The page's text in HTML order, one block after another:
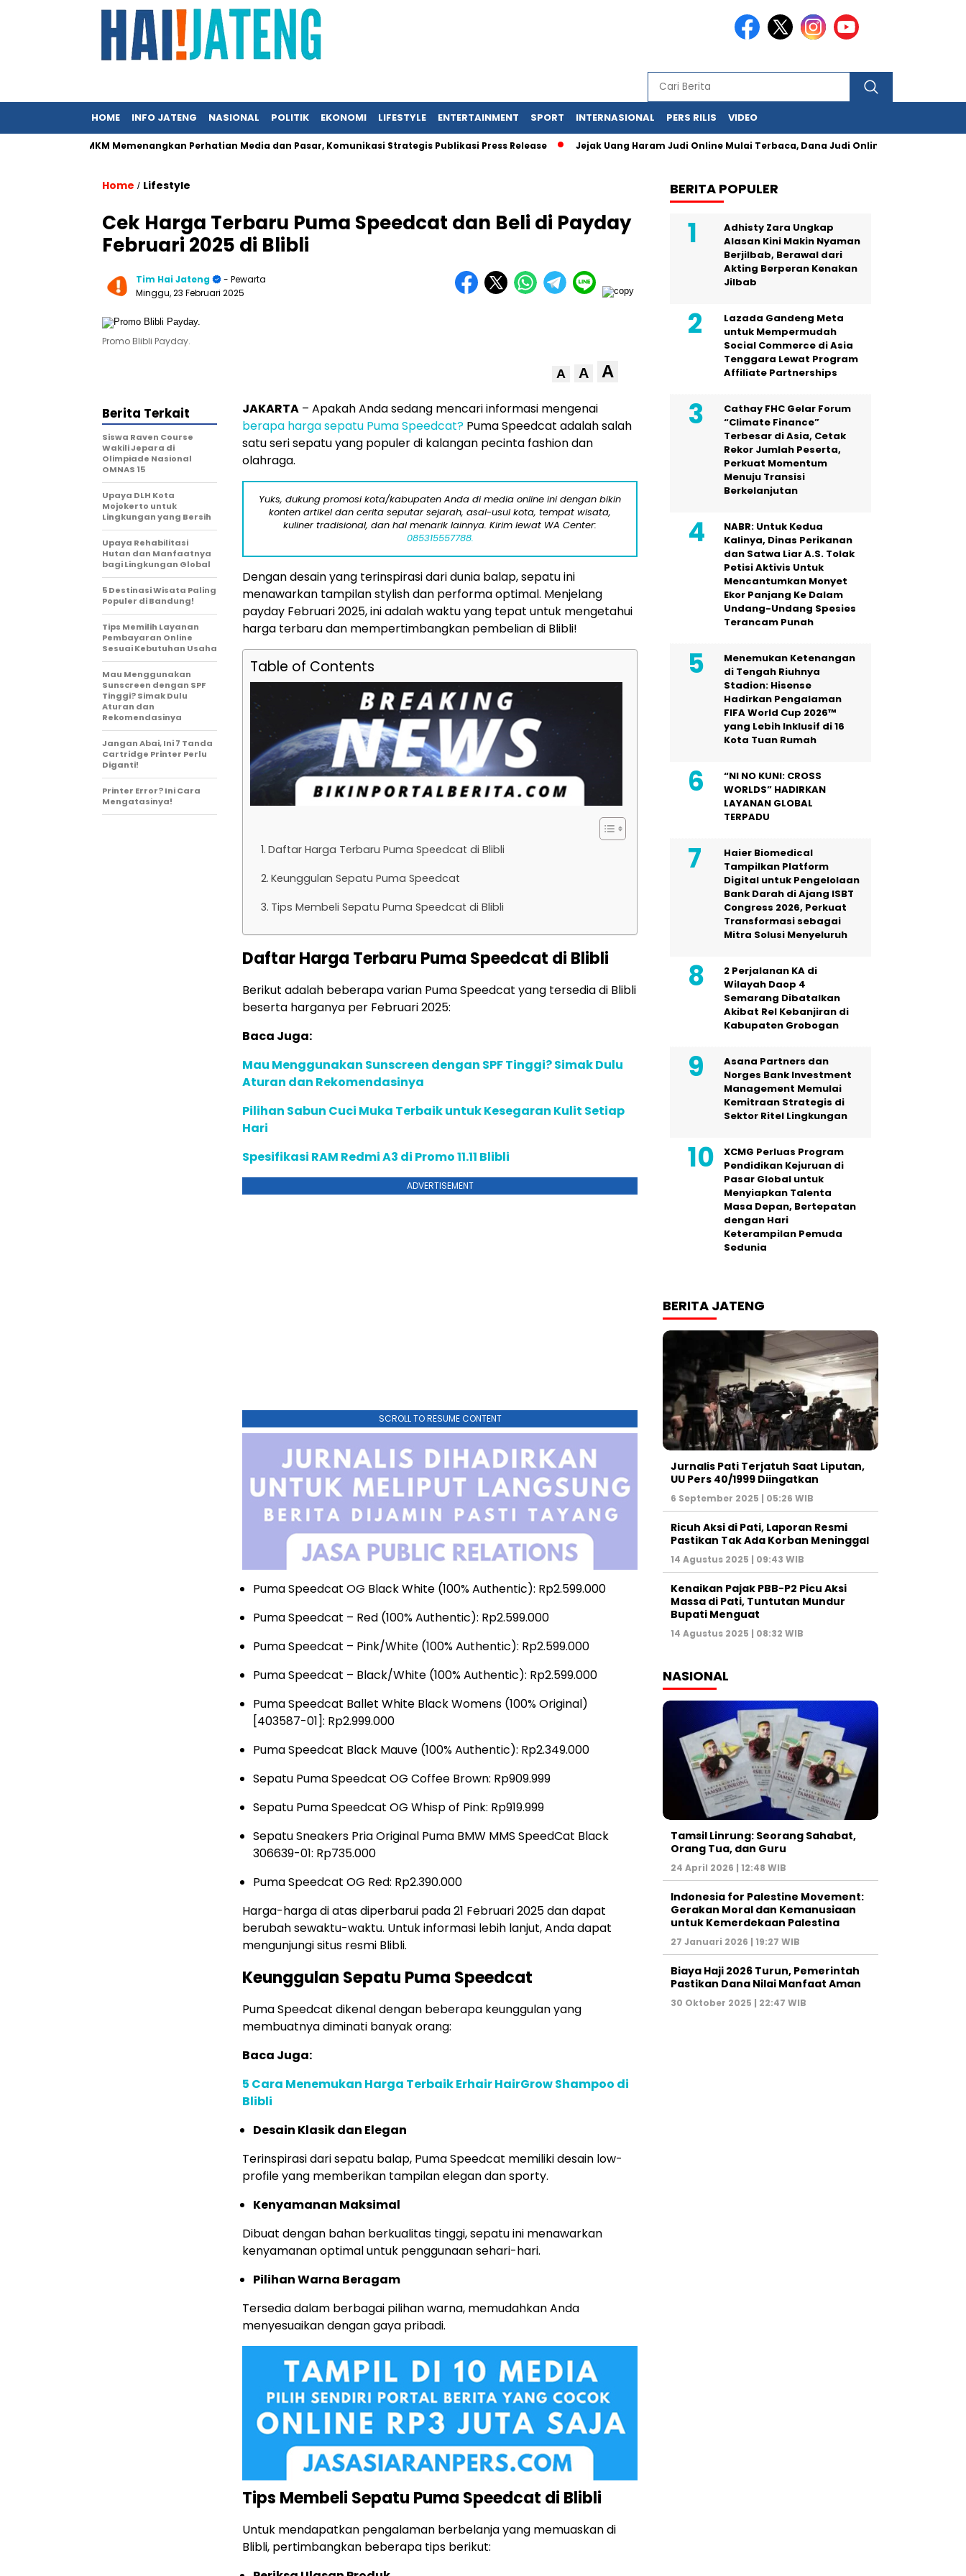
HOME INFO JATENG NASIONAL POLITIK EKONOMI LIFESTYLE ENTERTAINMENT SPORT INTERNASIONAL PERS RILIS VIDEO
Kunci UMKM Memenangkan Perhatian Media dan Pasar, Komunikasi Strategis Publikasi Press Release Jejak Uang Haram Judi Online Mulai Terbaca, Dana Judi Online Rp47,97 Triliun di
Home / Lifestyle
Cek Harga Terbaru Puma Speedcat dan Beli di Payday
Februari 2025 di Blibli
Tim Hai Jateng
- Pewarta
Minggu, 23 Februari 2025
Promo Blibli Payday.
A A A
JAKARTA – Apakah Anda sedang mencari informasi mengenai
berapa harga sepatu Puma Speedcat? Puma Speedcat adalah salah
satu seri sepatu yang populer di kalangan pecinta fashion dan
olahraga.
Yuks, dukung promosi kota/kabupaten Anda di media online ini dengan bikin
konten artikel dan cerita seputar sejarah, asal-usul kota, tempat wisata,
kuliner tradisional, dan hal menarik lainnya. Kirim lewat WA Center:
085315557788.
Dengan desain yang terinspirasi dari dunia balap, sepatu ini
menawarkan tampilan stylish dan performa optimal. Menjelang
payday Februari 2025, ini adalah waktu yang tepat untuk mengetahui
harga terbaru dan mempertimbangkan pembelian di Blibli!
Table of Contents
Daftar Harga Terbaru Puma Speedcat di Blibli
Keunggulan Sepatu Puma Speedcat
Tips Membeli Sepatu Puma Speedcat di Blibli
Daftar Harga Terbaru Puma Speedcat di Blibli
Berikut adalah beberapa varian Puma Speedcat yang tersedia di Blibli
beserta harganya per Februari 2025:
Baca Juga:
Mau Menggunakan Sunscreen dengan SPF Tinggi? Simak Dulu
Aturan dan Rekomendasinya
Pilihan Sabun Cuci Muka Terbaik untuk Kesegaran Kulit Setiap
Hari
Spesifikasi RAM Redmi A3 di Promo 11.11 Blibli
ADVERTISEMENT
SCROLL TO RESUME CONTENT
Puma Speedcat OG Black White (100% Authentic): Rp2.599.000
Puma Speedcat – Red (100% Authentic): Rp2.599.000
Puma Speedcat – Pink/White (100% Authentic): Rp2.599.000
Puma Speedcat – Black/White (100% Authentic): Rp2.599.000
Puma Speedcat Ballet White Black Womens (100% Original)
[403587-01]: Rp2.999.000
Puma Speedcat Black Mauve (100% Authentic): Rp2.349.000
Sepatu Puma Speedcat OG Coffee Brown: Rp909.999
Sepatu Puma Speedcat OG Whisp of Pink: Rp919.999
Sepatu Sneakers Pria Original Puma BMW MMS SpeedCat Black
306639-01: Rp735.000
Puma Speedcat OG Red: Rp2.390.000
Harga-harga di atas diperbarui pada 21 Februari 2025 dan dapat
berubah sewaktu-waktu. Untuk informasi lebih lanjut, Anda dapat
mengunjungi situs resmi Blibli.
Keunggulan Sepatu Puma Speedcat
Puma Speedcat dikenal dengan beberapa keunggulan yang
membuatnya diminati banyak orang:
Baca Juga:
5 Cara Menemukan Harga Terbaik Erhair HairGrow Shampoo di
Blibli
Desain Klasik dan Elegan
Terinspirasi dari sepatu balap, Puma Speedcat memiliki desain low-
profile yang memberikan tampilan elegan dan sporty.
Kenyamanan Maksimal
Dibuat dengan bahan berkualitas tinggi, sepatu ini menawarkan
kenyamanan optimal untuk penggunaan sehari-hari.
Pilihan Warna Beragam
Tersedia dalam berbagai pilihan warna, memudahkan Anda
menyesuaikan dengan gaya pribadi.
Tips Membeli Sepatu Puma Speedcat di Blibli
Untuk mendapatkan pengalaman berbelanja yang memuaskan di
Blibli, pertimbangkan beberapa tips berikut:
Berita Terkait
Siswa Raven Course
Wakili Jepara di
Olimpiade Nasional
OMNAS 15
Upaya DLH Kota
Mojokerto untuk
Lingkungan yang Bersih
Upaya Rehabilitasi
Hutan dan Manfaatnya
bagi Lingkungan Global
5 Destinasi Wisata Paling
Populer di Bandung!
Tips Memilih Layanan
Pembayaran Online
Sesuai Kebutuhan Usaha
Mau Menggunakan
Sunscreen dengan SPF
Tinggi? Simak Dulu
Aturan dan
Rekomendasinya
Jangan Abai, Ini 7 Tanda
Cartridge Printer Perlu
Diganti!
Printer Error? Ini Cara
Mengatasinya!
BERITA POPULER
Adhisty Zara Ungkap
Alasan Kini Makin Nyaman
Berjilbab, Berawal dari
Akting Berperan Kenakan
Jilbab
Lazada Gandeng Meta
untuk Mempermudah
Social Commerce di Asia
Tenggara Lewat Program
Affiliate Partnerships
Cathay FHC Gelar Forum
“Climate Finance”
Terbesar di Asia, Cetak
Rekor Jumlah Peserta,
Perkuat Momentum
Menuju Transisi
Berkelanjutan
NABR: Untuk Kedua
Kalinya, Dinas Perikanan
dan Satwa Liar A.S. Tolak
Petisi Aktivis Untuk
Mencantumkan Monyet
Ekor Panjang Ke Dalam
Undang-Undang Spesies
Terancam Punah
Menemukan Ketenangan
di Tengah Riuhnya
Stadion: Hisense
Hadirkan Pengalaman
FIFA World Cup 2026™
yang Lebih Inklusif di 16
Kota Tuan Rumah
“NI NO KUNI: CROSS
WORLDS” HADIRKAN
LAYANAN GLOBAL
TERPADU
Haier Biomedical
Tampilkan Platform
Digital untuk Pengelolaan
Bank Darah di Ajang ISBT
Congress 2026, Perkuat
Transformasi sebagai
Mitra Solusi Menyeluruh
2 Perjalanan KA di
Wilayah Daop 4
Semarang Dibatalkan
Akibat Rel Kebanjiran di
Kabupaten Grobogan
Asana Partners dan
Norges Bank Investment
Management Memulai
Kemitraan Strategis di
Sektor Ritel Lingkungan
XCMG Perluas Program
Pendidikan Kejuruan di
Pasar Global untuk
Menyiapkan Talenta
Masa Depan, Bertepatan
dengan Hari
Keterampilan Pemuda
Sedunia
BERITA JATENG
Jurnalis Pati Terjatuh Saat Liputan,
UU Pers 40/1999 Diingatkan
6 September 2025 | 05:26 WIB
Ricuh Aksi di Pati, Laporan Resmi
Pastikan Tak Ada Korban Meninggal
14 Agustus 2025 | 09:43 WIB
Kenaikan Pajak PBB-P2 Picu Aksi
Massa di Pati, Tuntutan Mundur
Bupati Menguat
14 Agustus 2025 | 08:32 WIB
NASIONAL
Tamsil Linrung: Seorang Sahabat,
Orang Tua, dan Guru
24 April 2026 | 12:48 WIB
Indonesia for Palestine Movement:
Gerakan Moral dan Kemanusiaan
untuk Kemerdekaan Palestina
27 Januari 2026 | 19:27 WIB
Biaya Haji 2026 Turun, Pemerintah
Pastikan Dana Nilai Manfaat Aman
30 Oktober 2025 | 22:47 WIB